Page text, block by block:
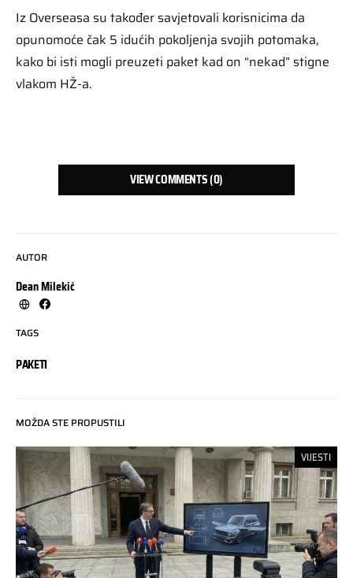
AUTOR
Dean Milekić
TAGS
PAKETI
Iz Overseasa su također savjetovali korisnicima da
opunomoće čak 5 idućih pokoljenja svojih potomaka,
kako bi isti mogli preuzeti paket kad on “nekad” stigne
vlakom HŽ-a.
VIEW COMMENTS (0)
MOŽDA STE PROPUSTILI
VIJESTI